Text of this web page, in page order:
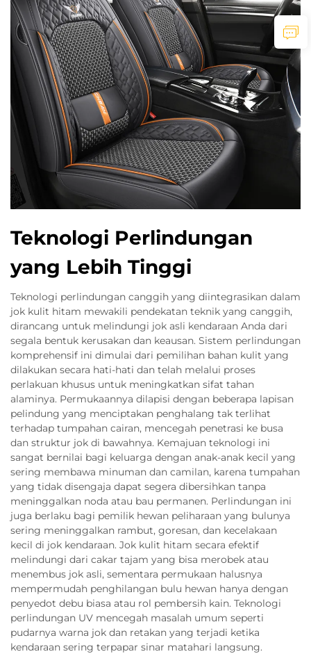
Teknologi Perlindungan
yang Lebih Tinggi
Teknologi perlindungan canggih yang diintegrasikan dalam
jok kulit hitam mewakili pendekatan teknik yang canggih,
dirancang untuk melindungi jok asli kendaraan Anda dari
segala bentuk kerusakan dan keausan. Sistem perlindungan
komprehensif ini dimulai dari pemilihan bahan kulit yang
dilakukan secara hati-hati dan telah melalui proses
perlakuan khusus untuk meningkatkan sifat tahan
alaminya. Permukaannya dilapisi dengan beberapa lapisan
pelindung yang menciptakan penghalang tak terlihat
terhadap tumpahan cairan, mencegah penetrasi ke busa
dan struktur jok di bawahnya. Kemajuan teknologi ini
sangat bernilai bagi keluarga dengan anak-anak kecil yang
sering membawa minuman dan camilan, karena tumpahan
yang tidak disengaja dapat segera dibersihkan tanpa
meninggalkan noda atau bau permanen. Perlindungan ini
juga berlaku bagi pemilik hewan peliharaan yang bulunya
sering meninggalkan rambut, goresan, dan kecelakaan
kecil di jok kendaraan. Jok kulit hitam secara efektif
melindungi dari cakar tajam yang bisa merobek atau
menembus jok asli, sementara permukaan halusnya
mempermudah penghilangan bulu hewan hanya dengan
penyedot debu biasa atau rol pembersih kain. Teknologi
perlindungan UV mencegah masalah umum seperti
pudarnya warna jok dan retakan yang terjadi ketika
kendaraan sering terpapar sinar matahari langsung.